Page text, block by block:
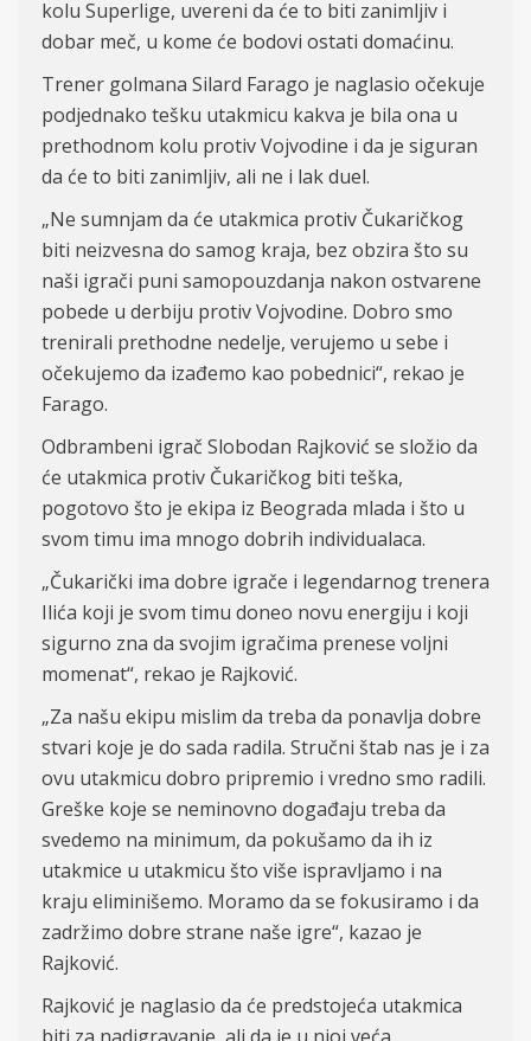
kolu Superlige, uvereni da će to biti zanimljiv i
dobar meč, u kome će bodovi ostati domaćinu.
Trener golmana Silard Farago je naglasio očekuje
podjednako tešku utakmicu kakva je bila ona u
prethodnom kolu protiv Vojvodine i da je siguran
da će to biti zanimljiv, ali ne i lak duel.
„Ne sumnjam da će utakmica protiv Čukaričkog
biti neizvesna do samog kraja, bez obzira što su
naši igrači puni samopouzdanja nakon ostvarene
pobede u derbiju protiv Vojvodine. Dobro smo
trenirali prethodne nedelje, verujemo u sebe i
očekujemo da izađemo kao pobednici“, rekao je
Farago.
Odbrambeni igrač Slobodan Rajković se složio da
će utakmica protiv Čukaričkog biti teška,
pogotovo što je ekipa iz Beograda mlada i što u
svom timu ima mnogo dobrih individualaca.
„Čukarički ima dobre igrače i legendarnog trenera
Ilića koji je svom timu doneo novu energiju i koji
sigurno zna da svojim igračima prenese voljni
momenat“, rekao je Rajković.
„Za našu ekipu mislim da treba da ponavlja dobre
stvari koje je do sada radila. Stručni štab nas je i za
ovu utakmicu dobro pripremio i vredno smo radili.
Greške koje se neminovno događaju treba da
svedemo na minimum, da pokušamo da ih iz
utakmice u utakmicu što više ispravljamo i na
kraju eliminišemo. Moramo da se fokusiramo i da
zadržimo dobre strane naše igre“, kazao je
Rajković.
Rajković je naglasio da će predstojeća utakmica